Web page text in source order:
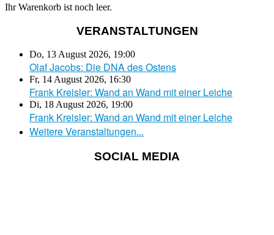
Ihr Warenkorb ist noch leer.
VERANSTALTUNGEN
Do, 13 August 2026, 19:00
Olaf Jacobs: Die DNA des Ostens
Fr, 14 August 2026, 16:30
Frank Kreisler: Wand an Wand mit einer Leiche
Di, 18 August 2026, 19:00
Frank Kreisler: Wand an Wand mit einer Leiche
Weitere Veranstaltungen...
SOCIAL MEDIA